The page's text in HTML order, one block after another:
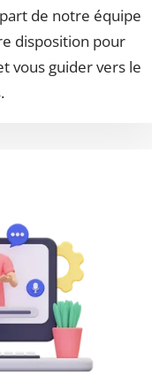
de notre équipe
disposition pour
vous guider vers le